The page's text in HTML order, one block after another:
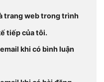
trang web trong trình
tiếp của tôi.
khi có bình luận